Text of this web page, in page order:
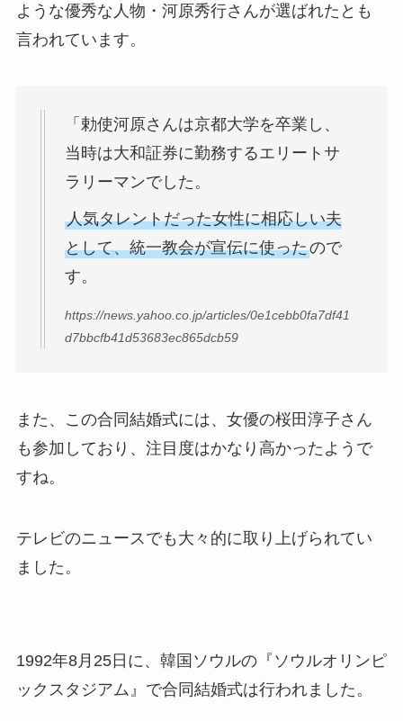
ような優秀な人物・河原秀行さんが選ばれたとも
言われています。
「勅使河原さんは京都大学を卒業し、
当時は大和証券に勤務するエリートサ
ラリーマンでした。
人気タレントだった女性に相応しい夫
として、統一教会が宣伝に使ったので
す。
https://news.yahoo.co.jp/articles/0e1cebb0fa7df41
d7bbcfb41d53683ec865dcb59
また、この合同結婚式には、女優の桜田淳子さん
も参加しており、注目度はかなり高かったようで
すね。
テレビのニュースでも大々的に取り上げられてい
ました。
1992年8月25日に、韓国ソウルの『ソウルオリンピ
ックスタジアム』で合同結婚式は行われました。